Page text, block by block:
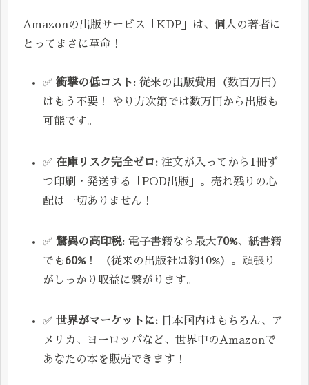
Amazonの出版サービス「KDP」は、個人の著者に
とってまさに革命！
✅衝撃の低コスト: 従来の出版費用（数百万円）
はもう不要！ やり方次第では数万円から出版も
可能です。
✅在庫リスク完全ゼロ: 注文が入ってから1冊ず
つ印刷・発送する「POD出版」。売れ残りの心
配は一切ありません！
✅驚異の高印税: 電子書籍なら最大70%、紙書籍
でも60%！ （従来の出版社は約10%）。頑張り
がしっかり収益に繋がります。
✅世界がマーケットに: 日本国内はもちろん、ア
メリカ、ヨーロッパなど、世界中のAmazonで
あなたの本を販売できます！